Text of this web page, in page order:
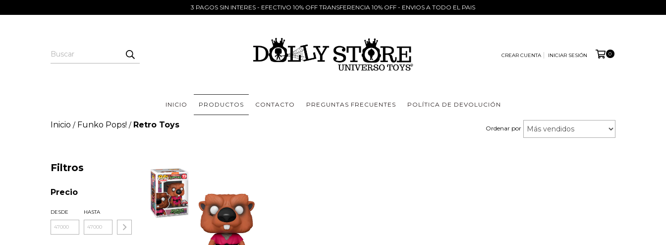
3 PAGOS SIN INTERES - EFECTIVO 10% OFF TRANSFERENCIA 10% OFF - ENVIOS A TODO EL PAIS
CREAR CUENTA INICIAR SESIÓN 0
INICIO PRODUCTOS CONTACTO PREGUNTAS FRECUENTES POLÍTICA DE DEVOLUCIÓN
Inicio / Funko Pops! / Retro Toys Ordenar por
Filtros
Precio
DESDE HASTA